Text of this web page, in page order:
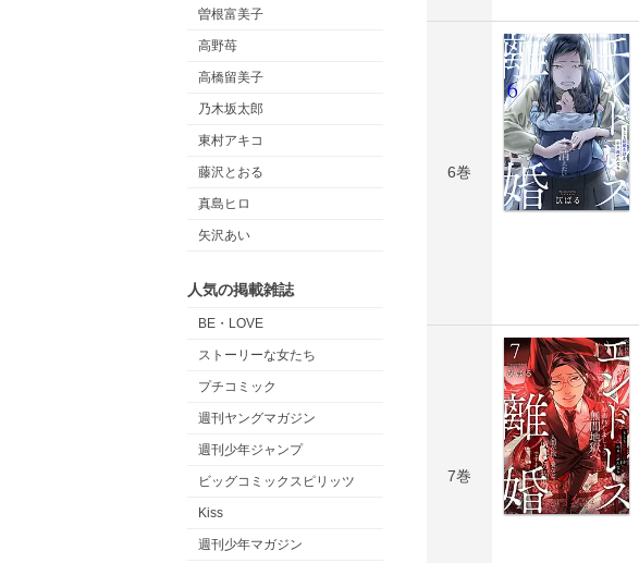
曽根富美子
高野苺
高橋留美子
乃木坂太郎
東村アキコ
藤沢とおる
真島ヒロ
矢沢あい
人気の掲載雑誌
BE・LOVE
ストーリーな女たち
プチコミック
週刊ヤングマガジン
週刊少年ジャンプ
ビッグコミックスピリッツ
Kiss
週刊少年マガジン
6巻
7巻